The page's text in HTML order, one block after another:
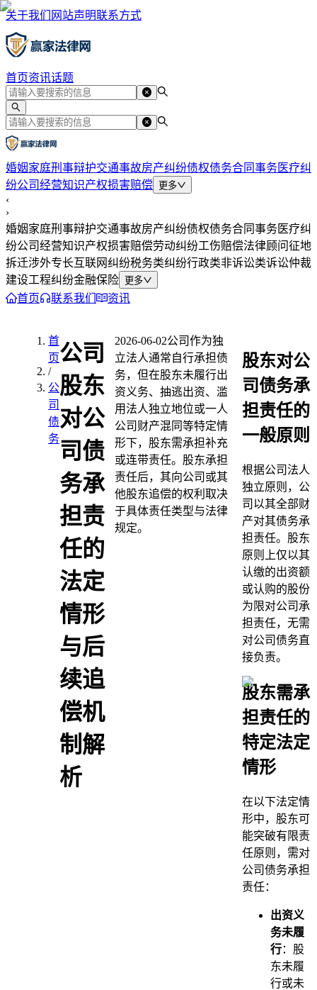
关于我们 网站声明联系方式
首页资讯话题
婚姻家庭刑事辩护交通事故房产纠纷债权债务合同事务医疗纠
纷公司经营知识产权损害赔偿 更多
‹
›
婚姻家庭刑事辩护交通事故房产纠纷债权债务合同事务医疗纠
纷公司经营知识产权损害赔偿劳动纠纷工伤赔偿法律顾问征地
拆迁涉外专长互联网纠纷税务类纠纷行政类非诉讼类诉讼仲裁
建设工程纠纷金融保险 更多
首页 联系我们 资讯
首
页
/
公
司
债
务
公司
股东
对公
司债
务承
担责
任的
法定
情形
与后
续追
偿机
制解
析
2026-06-02公司作为独
立法人通常自行承担债
务，但在股东未履行出
资义务、抽逃出资、滥
用法人独立地位或一人
公司财产混同等特定情
形下，股东需承担补充
或连带责任。股东承担
责任后，其向公司或其
他股东追偿的权利取决
于具体责任类型与法律
规定。
股东对公
司债务承
担责任的
一般原则
根据公司法人
独立原则，公
司以其全部财
产对其债务承
担责任。股东
原则上仅以其
认缴的出资额
或认购的股份
为限对公司承
担责任，无需
对公司债务直
接负责。
股东需承
担责任的
特定法定
情形
在以下法定情
形中，股东可
能突破有限责
任原则，需对
公司债务承担
责任：
出资义
务未履
行：股
东未履
行或未